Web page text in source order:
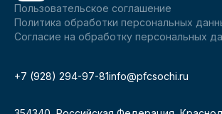
Пользовательское соглашение
Политика обработки персональных
Согласие на обработку персональных
+7 (928) 294-97-81info@pfcsochi.ru